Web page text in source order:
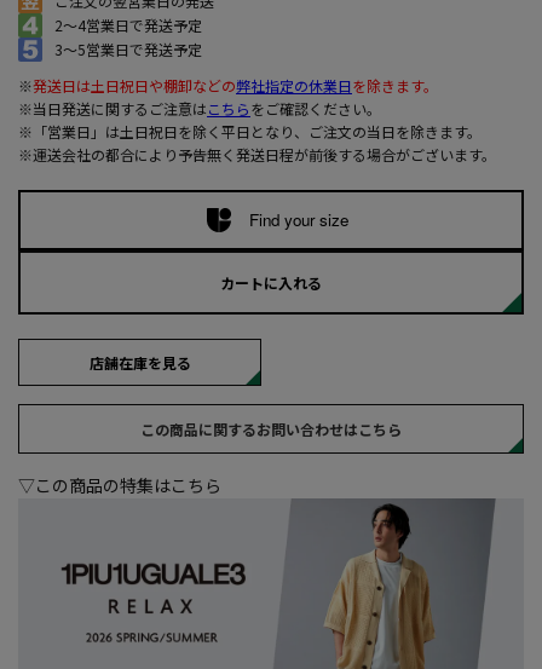
2～4営業日で発送予定
3～5営業日で発送予定
※発送日は土日祝日や棚卸などの弊社指定の休業日を除きます。
※当日発送に関するご注意はこちらをご確認ください。
※「営業日」は土日祝日を除く平日となり、ご注文の当日を除きます。
※運送会社の都合により予告無く発送日程が前後する場合がございます。
Find your size
カートに入れる
店舗在庫を見る
この商品に関するお問い合わせはこちら
▽この商品の特集はこちら